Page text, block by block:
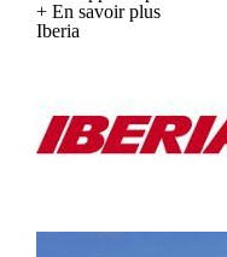
+ En savoir plus
Iberia